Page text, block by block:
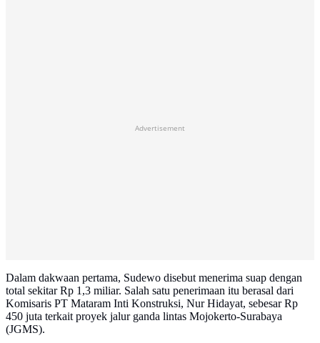
Advertisement
Dalam dakwaan pertama, Sudewo disebut menerima suap dengan
total sekitar Rp 1,3 miliar. Salah satu penerimaan itu berasal dari
Komisaris PT Mataram Inti Konstruksi, Nur Hidayat, sebesar Rp
450 juta terkait proyek jalur ganda lintas Mojokerto-Surabaya
(JGMS).